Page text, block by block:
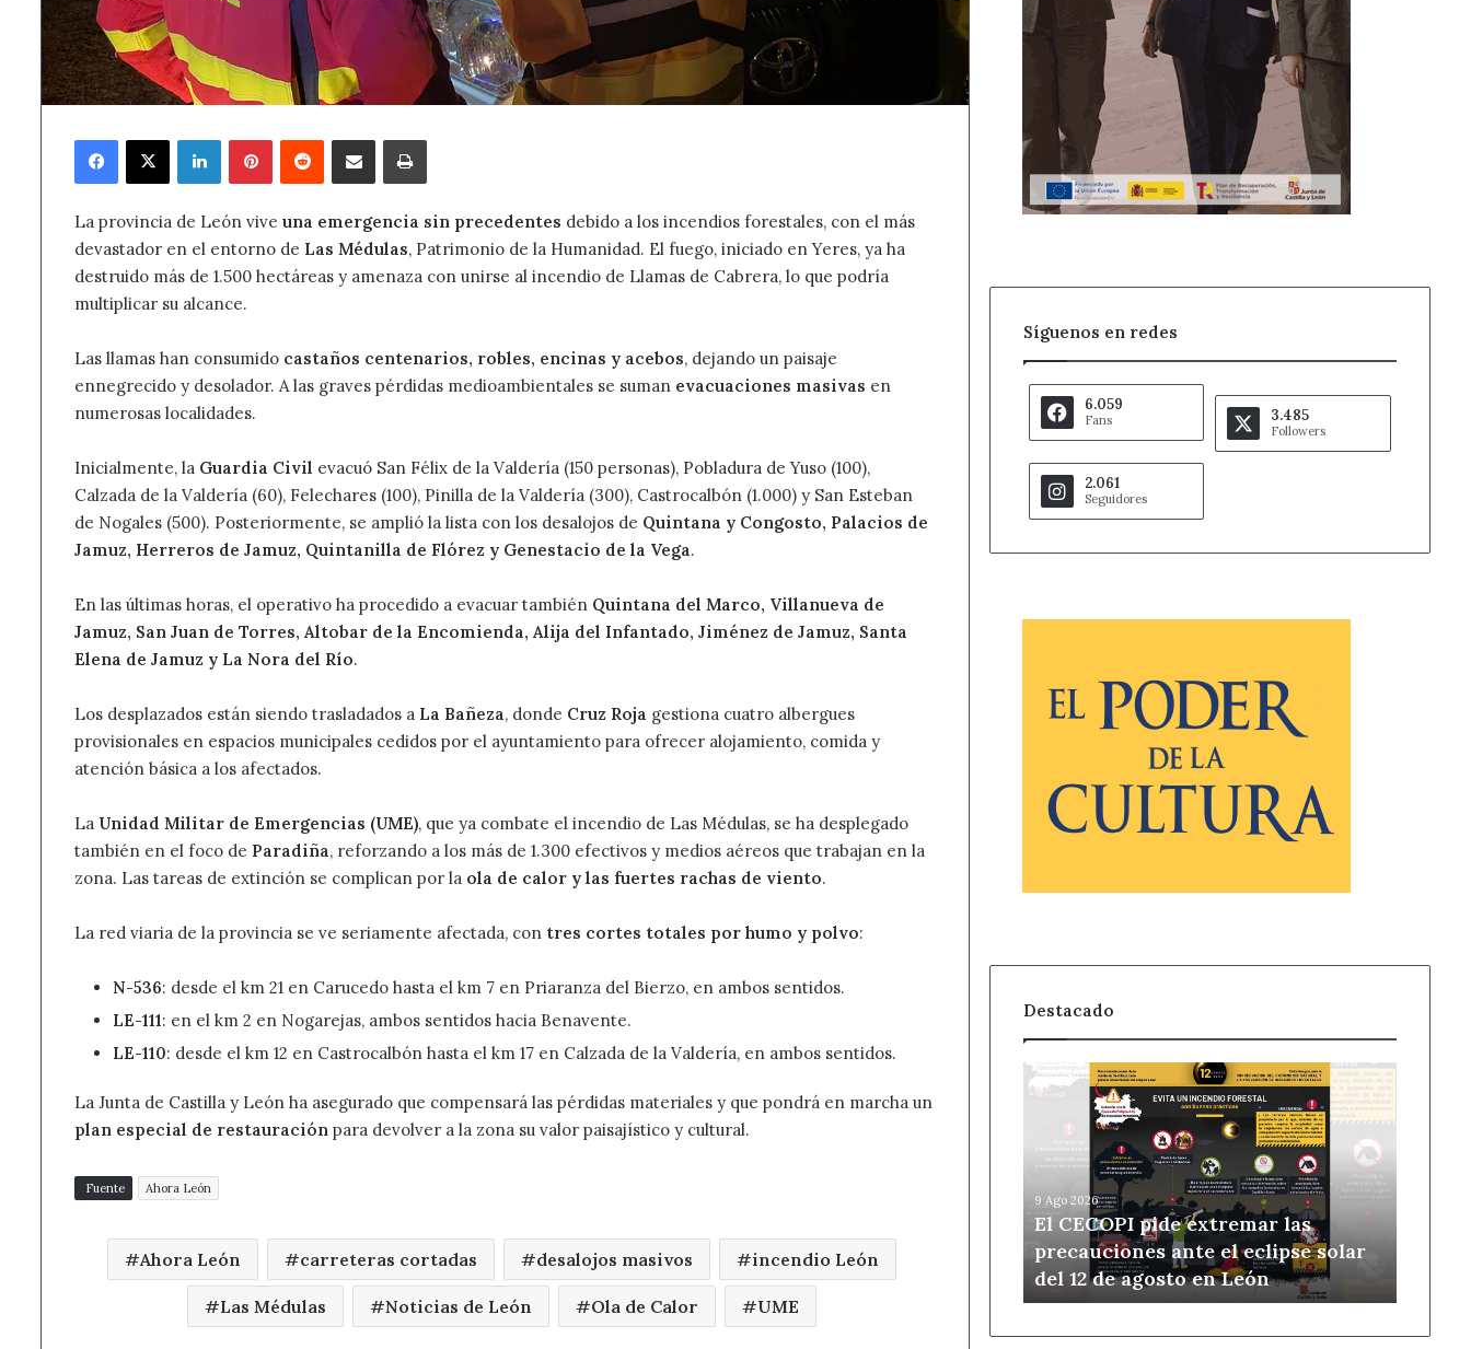
Facebook
X LinkedInPinterestReddit Compartir por correo electrónicoImprimir
La provincia de León vive una emergencia sin precedentes debido a los incendios forestales, con el más
devastador en el entorno de Las Médulas, Patrimonio de la Humanidad. El fuego, iniciado en Yeres, ya ha
destruido más de 1.500 hectáreas y amenaza con unirse al incendio de Llamas de Cabrera, lo que podría
multiplicar su alcance.
Las llamas han consumido castaños centenarios, robles, encinas y acebos, dejando un paisaje
ennegrecido y desolador. A las graves pérdidas medioambientales se suman evacuaciones masivas en
numerosas localidades.
Inicialmente, la Guardia Civil evacuó San Félix de la Valdería (150 personas), Pobladura de Yuso (100),
Calzada de la Valdería (60), Felechares (100), Pinilla de la Valdería (300), Castrocalbón (1.000) y San Esteban
de Nogales (500). Posteriormente, se amplió la lista con los desalojos de Quintana y Congosto, Palacios de
Jamuz, Herreros de Jamuz, Quintanilla de Flórez y Genestacio de la Vega.
En las últimas horas, el operativo ha procedido a evacuar también Quintana del Marco, Villanueva de
Jamuz, San Juan de Torres, Altobar de la Encomienda, Alija del Infantado, Jiménez de Jamuz, Santa
Elena de Jamuz y La Nora del Río.
Los desplazados están siendo trasladados a La Bañeza, donde Cruz Roja gestiona cuatro albergues
provisionales en espacios municipales cedidos por el ayuntamiento para ofrecer alojamiento, comida y
atención básica a los afectados.
La Unidad Militar de Emergencias (UME), que ya combate el incendio de Las Médulas, se ha desplegado
también en el foco de Paradiña, reforzando a los más de 1.300 efectivos y medios aéreos que trabajan en la
zona. Las tareas de extinción se complican por la ola de calor y las fuertes rachas de viento.
La red viaria de la provincia se ve seriamente afectada, con tres cortes totales por humo y polvo:
N-536: desde el km 21 en Carucedo hasta el km 7 en Priaranza del Bierzo, en ambos sentidos.
LE-111: en el km 2 en Nogarejas, ambos sentidos hacia Benavente.
LE-110: desde el km 12 en Castrocalbón hasta el km 17 en Calzada de la Valdería, en ambos sentidos.
La Junta de Castilla y León ha asegurado que compensará las pérdidas materiales y que pondrá en marcha un
plan especial de restauración para devolver a la zona su valor paisajístico y cultural.
Fuente Ahora León
Ahora León carreteras cortadas desalojos masivos incendio León
Las Médulas Noticias de León Ola de Calor UME
Síguenos en redes
6.059
Fans 3.485
Followers
2.061
Seguidores
Destacado
El
CECOPI
extremar
ante
eclipse
solar
del
9 Ago 2026
El CECOPI pide extremar las
precauciones ante el eclipse solar
del 12 de agosto en León